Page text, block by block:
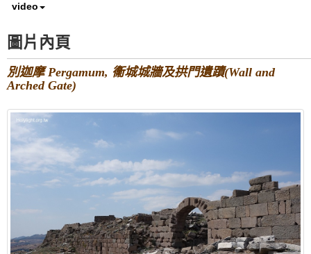
video
圖片內頁
別迦摩 Pergamum, 䘙城城牆及拱門遺蹟(Wall and
Arched Gate)